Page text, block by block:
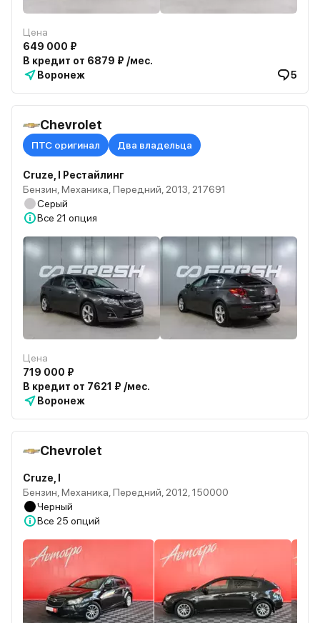
Цена
649 000 ₽
В кредит от 6879 ₽ /мес.
Воронеж
5
Chevrolet
ПТС оригинал Два владельца
Cruze, I Рестайлинг
Бензин, Механика, Передний, 2013, 217691
Серый
Все 21 опция
Цена
719 000 ₽
В кредит от 7621 ₽ /мес.
Воронеж
Chevrolet
Cruze, I
Бензин, Механика, Передний, 2012, 150000
Черный
Все 25 опций